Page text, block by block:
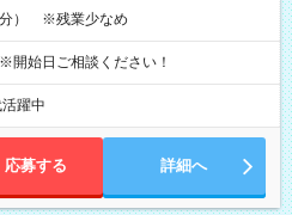
分） ※残業少なめ
開始日ご相談ください！
躍中
応募する 詳細へ